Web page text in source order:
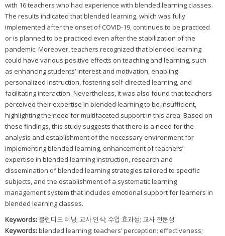
with 16 teachers who had experience with blended learning classes.
The results indicated that blended learning, which was fully
implemented after the onset of COVID-19, continues to be practiced
or is planned to be practiced even after the stabilization of the
pandemic. Moreover, teachers recognized that blended learning
could have various positive effects on teaching and learning, such
as enhancing students’ interest and motivation, enabling
personalized instruction, fostering self-directed learning, and
facilitating interaction. Nevertheless, it was also found that teachers
perceived their expertise in blended learning to be insufficient,
highlighting the need for multifaceted support in this area. Based on
these findings, this study suggests that there is a need for the
analysis and establishment of the necessary environment for
implementing blended learning, enhancement of teachers’
expertise in blended learning instruction, research and
dissemination of blended learning strategies tailored to specific
subjects, and the establishment of a systematic learning
management system that includes emotional support for learners in
blended learning classes.
Keywords:블렌디드 러닝; 교사 인식; 수업 효과성; 교사 전문성
Keywords:blended learning; teachers’ perception; effectiveness;